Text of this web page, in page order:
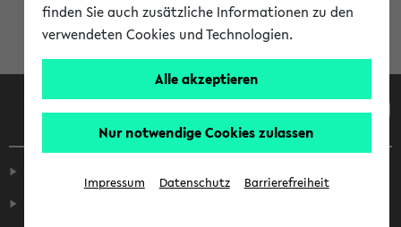
finden Sie auch zusätzliche Informationen zu den
verwendeten Cookies und Technologien.
Alle akzeptieren
Nur notwendige Cookies zulassen
Impressum Datenschutz Barrierefreiheit